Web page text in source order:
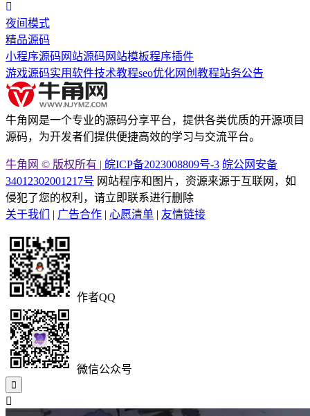
夜间模式
精品源码
小程序源码 网站源码 网站模板程序插件
游戏源码实用软件技术教程seo优化网创教程站务公告
牛角网是一个专业的源码分享平台，提供各类优质的开源项目
源码，为开发者们提供便捷高效的学习与交流平台。
牛角网 © 版权所有 | 皖ICP备2023008809号-3 皖公网安备
34012302001217号 网站程序和图片，资源来源于互联网，如
侵犯了您的权利，请立即联系进行删除
关于我们
| 广告合作 | 心愿清单 | 友情链接
作者QQ
微信公众号